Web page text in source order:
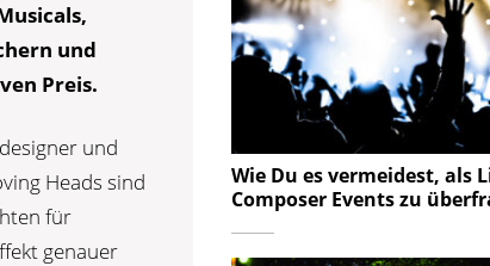
und
Preis.
und
Heads sind
für
genauer
Wie Du es vermeidest, als
Composer Events zu